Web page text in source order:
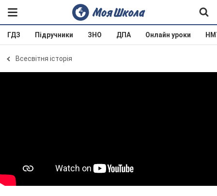
ГДЗ Підручники ЗНО ДПА Онлайн уроки
Всесвітня історія